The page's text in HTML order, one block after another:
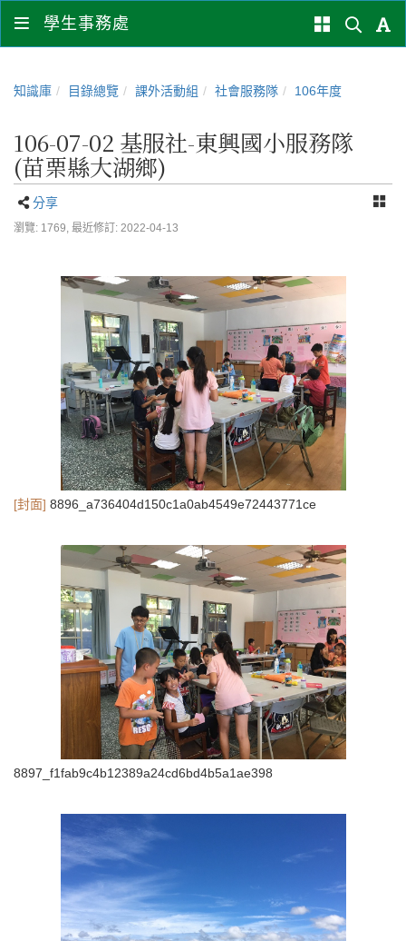
學生事務處
知識庫 目錄總覽 課外活動組 社會服務隊 106年度
106-07-02 基服社-東興國小服務隊
(苗栗縣大湖鄉)
分享
瀏覽: 1769, 最近修訂: 2022-04-13
[封面] 8896_a736404d150c1a0ab4549e72443771ce
8897_f1fab9c4b12389a24cd6bd4b5a1ae398